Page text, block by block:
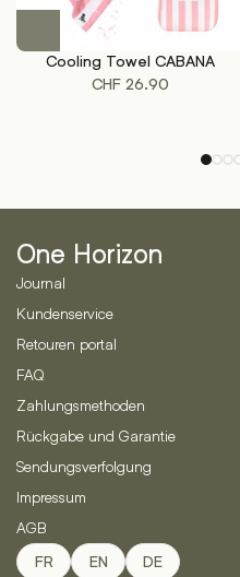
Dieses
weist
mehrere
können
der
Produktseite
gewählt
Cooling Towel CABANA
CHF 26.90
One Horizon
Journal
Kundenservice
Retouren portal
FAQ
Zahlungsmethoden
Rückgabe und Garantie
Sendungsverfolgung
Impressum
AGB
FR EN DE